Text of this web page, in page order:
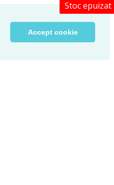
Accept cookie
Stoc epuizat